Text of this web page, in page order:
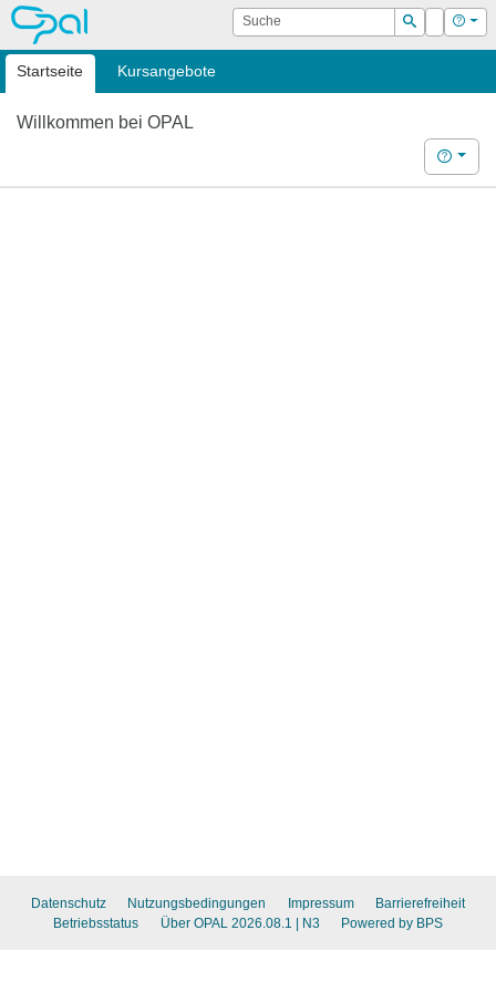
OPAL Suche
Suchen
Login Hilfe
Startseite Kursangebote
Willkommen bei OPAL
Hilfe
Datenschutz Nutzungsbedingungen Impressum
Barrierefreiheit
Betriebsstatus
Über OPAL 2026.08.1 | N3 Powered by BPS